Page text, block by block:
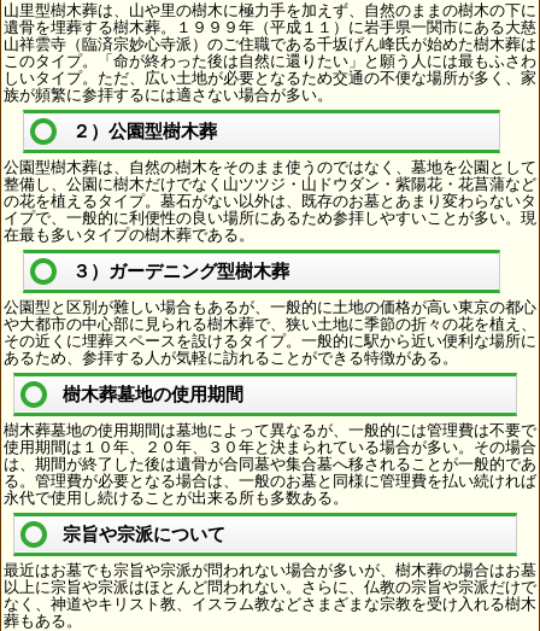
山里型樹木葬は、山や里の樹木に極力手を加えず、自然のままの樹木の下に
遺骨を埋葬する樹木葬。１９９９年（平成１１）に岩手県一関市にある大慈
山祥雲寺（臨済宗妙心寺派）のご住職である千坂げん峰氏が始めた樹木葬は
このタイプ。「命が終わった後は自然に還りたい」と願う人には最もふさわ
しいタイプ。ただ、広い土地が必要となるため交通の不便な場所が多く、家
族が頻繁に参拝するには適さない場合が多い。
２）公園型樹木葬
公園型樹木葬は、自然の樹木をそのまま使うのではなく、墓地を公園として
整備し、公園に樹木だけでなく山ツツジ・山ドウダン・紫陽花・花菖蒲など
の花を植えるタイプ。墓石がない以外は、既存のお墓とあまり変わらないタ
イプで、一般的に利便性の良い場所にあるため参拝しやすいことが多い。現
在最も多いタイプの樹木葬である。
３）ガーデニング型樹木葬
公園型と区別が難しい場合もあるが、一般的に土地の価格が高い東京の都心
や大都市の中心部に見られる樹木葬で、狭い土地に季節の折々の花を植え、
その近くに埋葬スペースを設けるタイプ。一般的に駅から近い便利な場所に
あるため、参拝する人が気軽に訪れることができる特徴がある。
樹木葬墓地の使用期間
樹木葬墓地の使用期間は墓地によって異なるが、一般的には管理費は不要で
使用期間は１０年、２０年、３０年と決まられている場合が多い。その場合
は、期間が終了した後は遺骨が合同墓や集合墓へ移されることが一般的であ
る。管理費が必要となる場合は、一般のお墓と同様に管理費を払い続ければ
永代で使用し続けることが出来る所も多数ある。
宗旨や宗派について
最近はお墓でも宗旨や宗派が問われない場合が多いが、樹木葬の場合はお墓
以上に宗旨や宗派はほとんど問われない。さらに、仏教の宗旨や宗派だけで
なく、神道やキリスト教、イスラム教などさまざまな宗教を受け入れる樹木
葬もある。